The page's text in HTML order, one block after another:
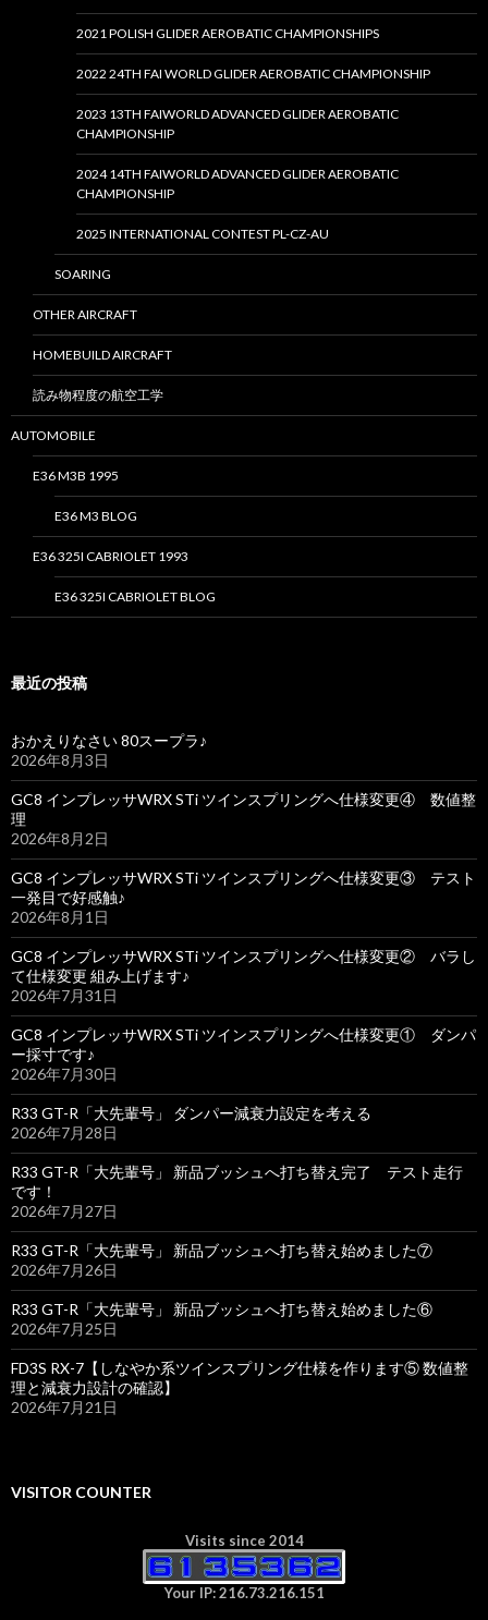
2021 POLISH GLIDER AEROBATIC CHAMPIONSHIPS
2022 24TH FAI WORLD GLIDER AEROBATIC CHAMPIONSHIP
2023 13TH FAIWORLD ADVANCED GLIDER AEROBATIC
CHAMPIONSHIP
2024 14TH FAIWORLD ADVANCED GLIDER AEROBATIC
CHAMPIONSHIP
2025 INTERNATIONAL CONTEST PL-CZ-AU
SOARING
OTHER AIRCRAFT
HOMEBUILD AIRCRAFT
読み物程度の航空工学
AUTOMOBILE
E36 M3B 1995
E36 M3 BLOG
E36 325I CABRIOLET 1993
E36 325I CABRIOLET BLOG
最近の投稿
おかえりなさい 80スープラ♪
2026年8月3日
GC8 インプレッサWRX STi ツインスプリングへ仕様変更④ 数値整
理
2026年8月2日
GC8 インプレッサWRX STi ツインスプリングへ仕様変更③ テスト
一発目で好感触♪
2026年8月1日
GC8 インプレッサWRX STi ツインスプリングへ仕様変更② バラし
て仕様変更 組み上げます♪
2026年7月31日
GC8 インプレッサWRX STi ツインスプリングへ仕様変更① ダンパ
ー採寸です♪
2026年7月30日
R33 GT-R「大先輩号」 ダンパー減衰力設定を考える
2026年7月28日
R33 GT-R「大先輩号」 新品ブッシュへ打ち替え完了 テスト走行
です！
2026年7月27日
R33 GT-R「大先輩号」 新品ブッシュへ打ち替え始めました⑦
2026年7月26日
R33 GT-R「大先輩号」 新品ブッシュへ打ち替え始めました⑥
2026年7月25日
FD3S RX-7【しなやか系ツインスプリング仕様を作ります⑤ 数値整
理と減衰力設計の確認】
2026年7月21日
VISITOR COUNTER
Visits since 2014
Your IP: 216.73.216.151